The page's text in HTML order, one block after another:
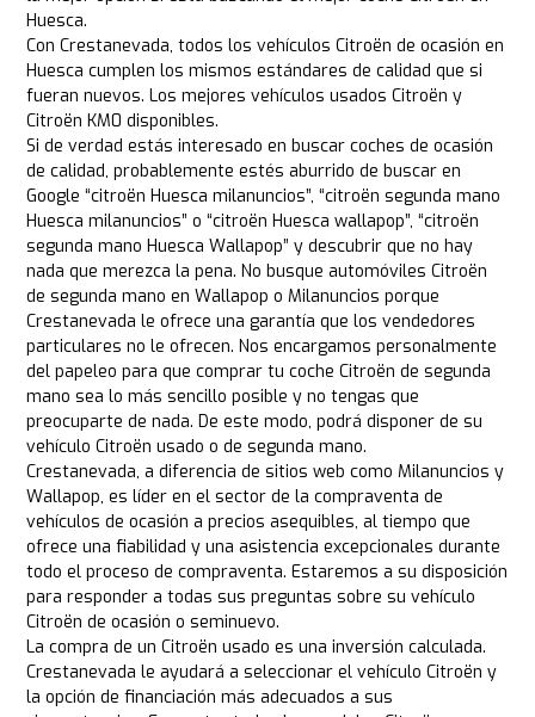
Huesca.
Con Crestanevada, todos los vehículos Citroën de ocasión en
Huesca cumplen los mismos estándares de calidad que si
fueran nuevos. Los mejores vehículos usados Citroën y
Citroën KM0 disponibles.
Si de verdad estás interesado en buscar coches de ocasión
de calidad, probablemente estés aburrido de buscar en
Google “citroën Huesca milanuncios”, “citroën segunda mano
Huesca milanuncios” o “citroën Huesca wallapop”, “citroën
segunda mano Huesca Wallapop” y descubrir que no hay
nada que merezca la pena. No busque automóviles Citroën
de segunda mano en Wallapop o Milanuncios porque
Crestanevada le ofrece una garantía que los vendedores
particulares no le ofrecen. Nos encargamos personalmente
del papeleo para que comprar tu coche Citroën de segunda
mano sea lo más sencillo posible y no tengas que
preocuparte de nada. De este modo, podrá disponer de su
vehículo Citroën usado o de segunda mano.
Crestanevada, a diferencia de sitios web como Milanuncios y
Wallapop, es líder en el sector de la compraventa de
vehículos de ocasión a precios asequibles, al tiempo que
ofrece una fiabilidad y una asistencia excepcionales durante
todo el proceso de compraventa. Estaremos a su disposición
para responder a todas sus preguntas sobre su vehículo
Citroën de ocasión o seminuevo.
La compra de un Citroën usado es una inversión calculada.
Crestanevada le ayudará a seleccionar el vehículo Citroën y
la opción de financiación más adecuados a sus